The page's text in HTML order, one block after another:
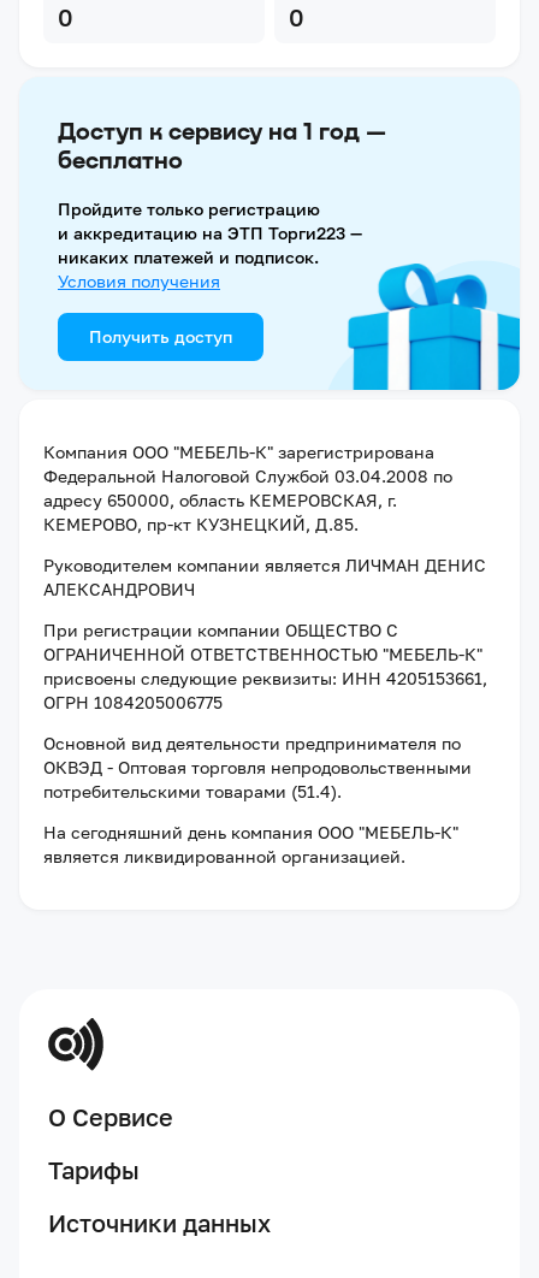
0 0
Доступ к сервису на 1 год —
бесплатно
Пройдите только регистрацию
и аккредитацию на ЭТП Торги223 —
никаких платежей и подписок.
Условия получения
Получить доступ
Компания ООО "МЕБЕЛЬ-К" зарегистрирована
Федеральной Налоговой Службой 03.04.2008 по
адресу 650000, область КЕМЕРОВСКАЯ, г.
КЕМЕРОВО, пр-кт КУЗНЕЦКИЙ, Д.85.
Руководителем компании является ЛИЧМАН ДЕНИС
АЛЕКСАНДРОВИЧ
При регистрации компании ОБЩЕСТВО С
ОГРАНИЧЕННОЙ ОТВЕТСТВЕННОСТЬЮ "МЕБЕЛЬ-К"
присвоены следующие реквизиты: ИНН 4205153661,
ОГРН 1084205006775
Основной вид деятельности предпринимателя по
ОКВЭД - Оптовая торговля непродовольственными
потребительскими товарами (51.4).
На сегодняшний день компания ООО "МЕБЕЛЬ-К"
является ликвидированной организацией.
О Сервисе
Тарифы
Источники данных